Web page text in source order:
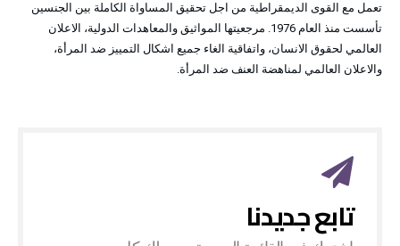
تعمل مع القوى الديمقراطية من اجل تحقيق المساواة الكاملة بين الجنسين
تأسست منذ العام 1976. مرجعيتها المواثيق والمعاهدات الدولية، الاعلان
العالمي لحقوق الانسان، واتفاقية الغاء جميع اشكال التمييز ضد المرأة،
والاعلان العالمي لمناهضة العنف ضد المرأة.